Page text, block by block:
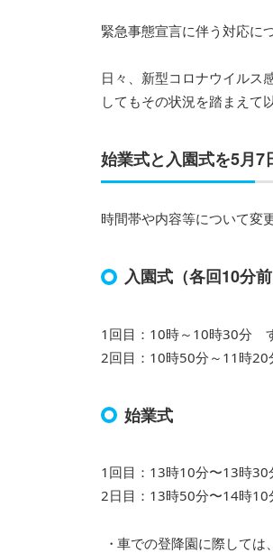
緊急事態宣言に伴う対応に
日々、新型コロナウイルス
してもその状況を踏まえて
始業式と入園式を5月7
時間帯や内容等について変
入園式（各回10分前
1回目：10時～10時30分
2回目：10時50分～11時
始業式
1回目：13時10分〜13時
2日目：13時50分〜14時
車での登降園に際しては